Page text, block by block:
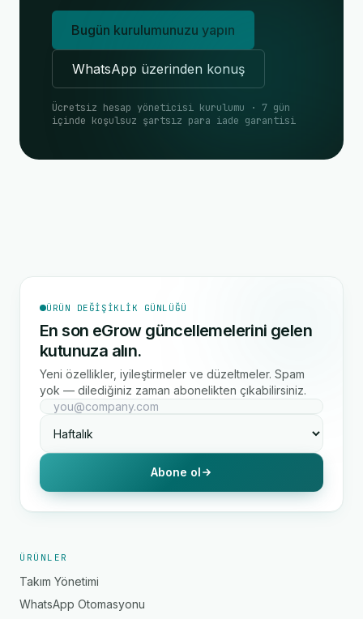
Bugün kurulumunuzu yapın
WhatsApp üzerinden konuş
Ücretsiz hesap yöneticisi kurulumu · 7 gün
içinde koşulsuz şartsız para iade garantisi
ÜRÜN DEĞIŞIKLIK GÜNLÜĞÜ
En son eGrow güncellemelerini gelen
kutunuza alın.
Yeni özellikler, iyileştirmeler ve düzeltmeler. Spam
yok — dilediğiniz zaman abonelikten çıkabilirsiniz.
Abone ol
ÜRÜNLER
Takım Yönetimi
WhatsApp Otomasyonu